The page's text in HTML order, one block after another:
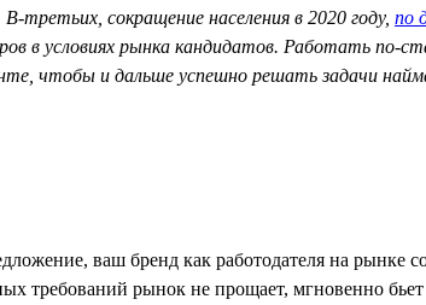
третьих, сокращение населения в 2020 году, по
в условиях рынка кандидатов. Работать
чтобы и дальше успешно решать задачи
ваш бренд как работодателя на рынке
требований рынок не прощает, мгновенно